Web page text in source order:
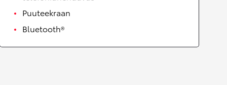
Puuteekraan
Bluetooth®